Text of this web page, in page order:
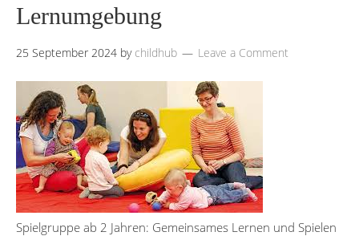
Lernumgebung
25 September 2024 by childhub Leave a Comment
Spielgruppe ab 2 Jahren: Gemeinsames Lernen und Spielen